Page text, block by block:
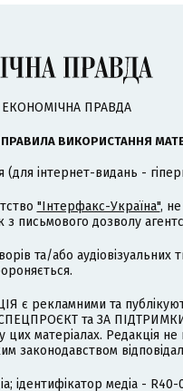
ЕКОНОМІЧНА ПРАВДА
ПРАВИЛА ВИКОРИСТАННЯ
інтернет-видань -
"Інтерфакс-Україна",
письмового дозволу
та/або
рекламними та
та ЗА
матеріалах. Редакція не
законодавством
ідентифікатор медіа - R40-